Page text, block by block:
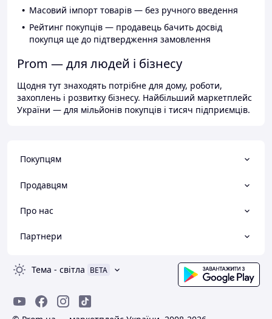
Масовий імпорт товарів — без ручного введення
Рейтинг покупців — продавець бачить досвід
покупця ще до підтвердження замовлення
Prom — для людей і бізнесу
Щодня тут знаходять потрібне для дому, роботи,
захоплень і розвитку бізнесу. Найбільший маркетплейс
України — для мільйонів покупців і тисяч підприємців.
Покупцям
Продавцям
Про нас
Партнери
Тема - світла BETA